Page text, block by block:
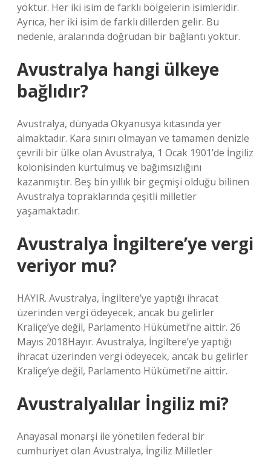
yoktur. Her iki isim de farklı bölgelerin isimleridir.
Ayrıca, her iki isim de farklı dillerden gelir. Bu
nedenle, aralarında doğrudan bir bağlantı yoktur.
Avustralya hangi ülkeye
bağlıdır?
Avustralya, dünyada Okyanusya kıtasında yer
almaktadır. Kara sınırı olmayan ve tamamen denizle
çevrili bir ülke olan Avustralya, 1 Ocak 1901’de İngiliz
kolonisinden kurtulmuş ve bağımsızlığını
kazanmıştır. Beş bin yıllık bir geçmişi olduğu bilinen
Avustralya topraklarında çeşitli milletler
yaşamaktadır.
Avustralya İngiltere’ye vergi
veriyor mu?
HAYIR. Avustralya, İngiltere’ye yaptığı ihracat
üzerinden vergi ödeyecek, ancak bu gelirler
Kraliçe’ye değil, Parlamento Hükümeti’ne aittir. 26
Mayıs 2018Hayır. Avustralya, İngiltere’ye yaptığı
ihracat üzerinden vergi ödeyecek, ancak bu gelirler
Kraliçe’ye değil, Parlamento Hükümeti’ne aittir.
Avustralyalılar İngiliz mi?
Anayasal monarşi ile yönetilen federal bir
cumhuriyet olan Avustralya, İngiliz Milletler